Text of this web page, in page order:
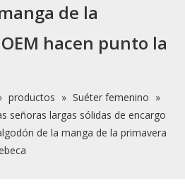
de la
hacen punto la
productos » Suéter femenino »
señoras largas sólidas de encargo
de la manga de la primavera